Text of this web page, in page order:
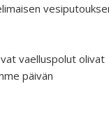
vaelluspolut olivat
päivän